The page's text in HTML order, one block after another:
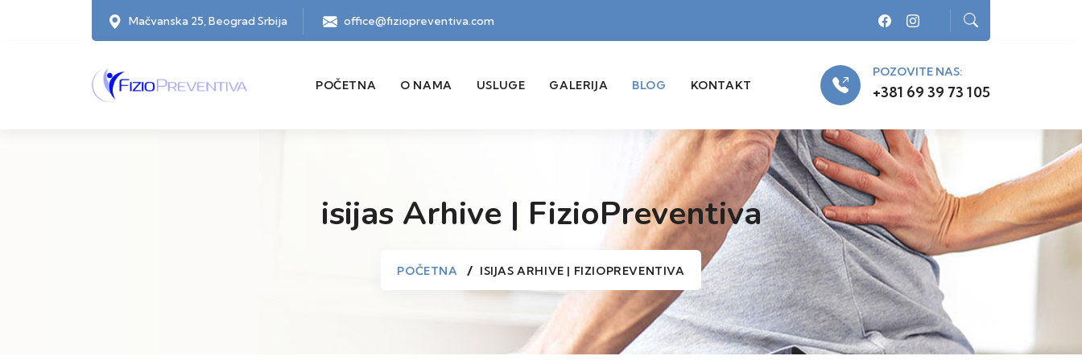
Mačvanska 25, Beograd Srbija office@fiziopreventiva.com
POČETNA O NAMA USLUGE GALERIJA BLOG KONTAKT
POZOVITE NAS:
+381 69 39 73 105
isijas Arhive | FizioPreventiva
POČETNA ISIJAS ARHIVE | FIZIOPREVENTIVA